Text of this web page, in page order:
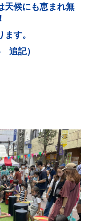
天候にも恵まれ無
す。
追記）